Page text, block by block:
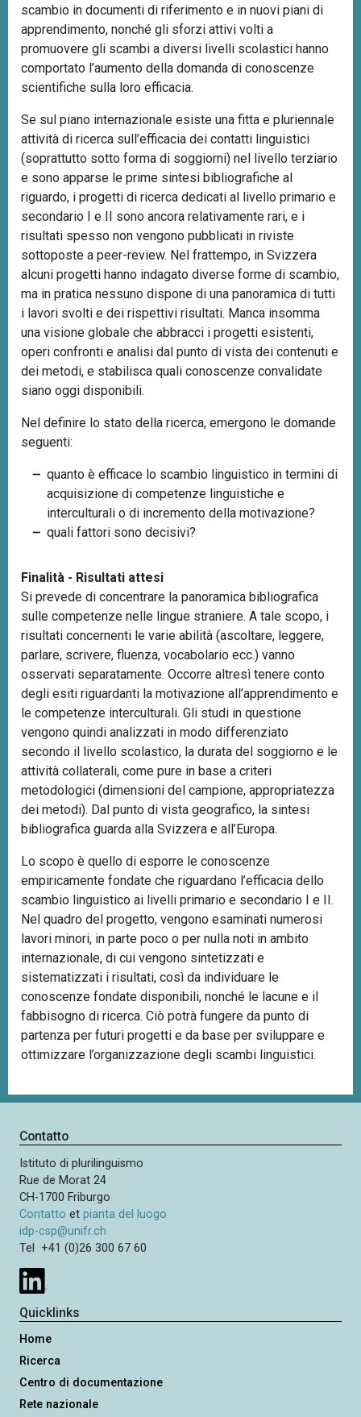
scambio in documenti di riferimento e in nuovi piani di
apprendimento, nonché gli sforzi attivi volti a
promuovere gli scambi a diversi livelli scolastici hanno
comportato l’aumento della domanda di conoscenze
scientifiche sulla loro efficacia.
Se sul piano internazionale esiste una fitta e pluriennale
attività di ricerca sull’efficacia dei contatti linguistici
(soprattutto sotto forma di soggiorni) nel livello terziario
e sono apparse le prime sintesi bibliografiche al
riguardo, i progetti di ricerca dedicati al livello primario e
secondario I e II sono ancora relativamente rari, e i
risultati spesso non vengono pubblicati in riviste
sottoposte a peer-review. Nel frattempo, in Svizzera
alcuni progetti hanno indagato diverse forme di scambio,
ma in pratica nessuno dispone di una panoramica di tutti
i lavori svolti e dei rispettivi risultati. Manca insomma
una visione globale che abbracci i progetti esistenti,
operi confronti e analisi dal punto di vista dei contenuti e
dei metodi, e stabilisca quali conoscenze convalidate
siano oggi disponibili.
Nel definire lo stato della ricerca, emergono le domande
seguenti:
quanto è efficace lo scambio linguistico in termini di
acquisizione di competenze linguistiche e
interculturali o di incremento della motivazione?
quali fattori sono decisivi?
Finalità - Risultati attesi
Si prevede di concentrare la panoramica bibliografica
sulle competenze nelle lingue straniere. A tale scopo, i
risultati concernenti le varie abilità (ascoltare, leggere,
parlare, scrivere, fluenza, vocabolario ecc.) vanno
osservati separatamente. Occorre altresì tenere conto
degli esiti riguardanti la motivazione all’apprendimento e
le competenze interculturali. Gli studi in questione
vengono quindi analizzati in modo differenziato
secondo il livello scolastico, la durata del soggiorno e le
attività collaterali, come pure in base a criteri
metodologici (dimensioni del campione, appropriatezza
dei metodi). Dal punto di vista geografico, la sintesi
bibliografica guarda alla Svizzera e all’Europa.
Lo scopo è quello di esporre le conoscenze
empiricamente fondate che riguardano l’efficacia dello
scambio linguistico ai livelli primario e secondario I e II.
Nel quadro del progetto, vengono esaminati numerosi
lavori minori, in parte poco o per nulla noti in ambito
internazionale, di cui vengono sintetizzati e
sistematizzati i risultati, così da individuare le
conoscenze fondate disponibili, nonché le lacune e il
fabbisogno di ricerca. Ciò potrà fungere da punto di
partenza per futuri progetti e da base per sviluppare e
ottimizzare l’organizzazione degli scambi linguistici.
Contatto
Istituto di plurilinguismo
Rue de Morat 24
CH-1700 Friburgo
Contatto etpianta del luogo
idp-csp@unifr.ch
Tel +41 (0)26 300 67 60
Quicklinks
Home
Ricerca
Centro di documentazione
Rete nazionale